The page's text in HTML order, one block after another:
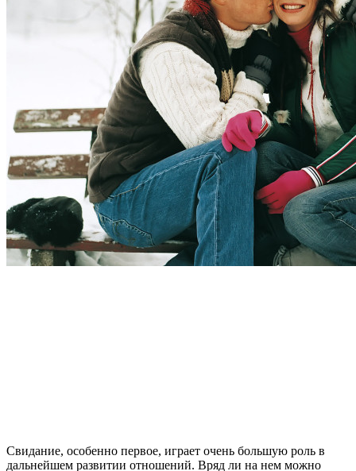
Свидание, особенно первое, играет очень большую роль в
дальнейшем развитии отношений. Вряд ли на нем можно